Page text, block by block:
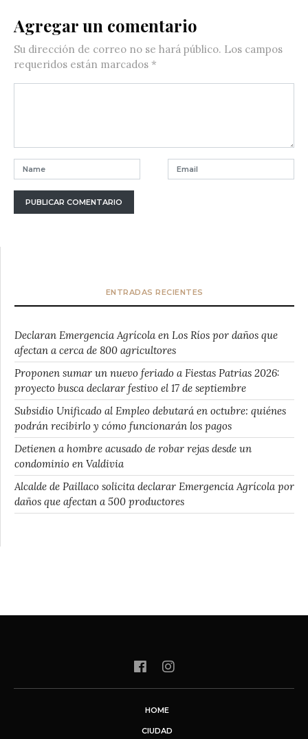
Agregar un comentario
Su dirección de correo no se hará público. Los campos
requeridos están marcados *
ENTRADAS RECIENTES
Declaran Emergencia Agrícola en Los Ríos por daños que
afectan a cerca de 800 agricultores
Proponen sumar un nuevo feriado a Fiestas Patrias 2026:
proyecto busca declarar festivo el 17 de septiembre
Subsidio Unificado al Empleo debutará en octubre: quiénes
podrán recibirlo y cómo funcionarán los pagos
Detienen a hombre acusado de robar rejas desde un
condominio en Valdivia
Alcalde de Paillaco solicita declarar Emergencia Agrícola por
daños que afectan a 500 productores
HOME
CIUDAD